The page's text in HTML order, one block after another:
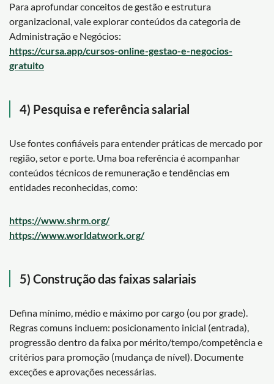
Para aprofundar conceitos de gestão e estrutura
organizacional, vale explorar conteúdos da categoria de
Administração e Negócios:
https://cursa.app/cursos-online-gestao-e-negocios-
gratuito
4) Pesquisa e referência salarial
Use fontes confiáveis para entender práticas de mercado por
região, setor e porte. Uma boa referência é acompanhar
conteúdos técnicos de remuneração e tendências em
entidades reconhecidas, como:
https://www.shrm.org/
https://www.worldatwork.org/
5) Construção das faixas salariais
Defina mínimo, médio e máximo por cargo (ou por grade).
Regras comuns incluem: posicionamento inicial (entrada),
progressão dentro da faixa por mérito/tempo/competência e
critérios para promoção (mudança de nível). Documente
exceções e aprovações necessárias.